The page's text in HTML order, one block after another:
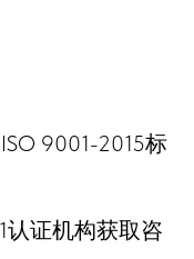
9001-2015标
认证机构获取咨